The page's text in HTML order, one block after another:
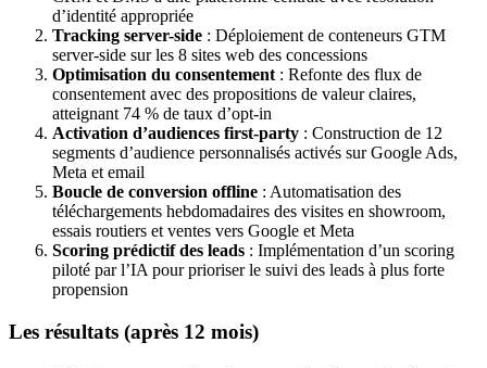
d’identité appropriée
Tracking server-side : Déploiement de conteneurs GTM
server-side sur les 8 sites web des concessions
Optimisation du consentement : Refonte des flux de
consentement avec des propositions de valeur claires,
atteignant 74 % de taux d’opt-in
Activation d’audiences first-party : Construction de 12
segments d’audience personnalisés activés sur Google Ads,
Meta et email
Boucle de conversion offline : Automatisation des
téléchargements hebdomadaires des visites en showroom,
essais routiers et ventes vers Google et Meta
Scoring prédictif des leads : Implémentation d’un scoring
piloté par l’IA pour prioriser le suivi des leads à plus forte
propension
Les résultats (après 12 mois)